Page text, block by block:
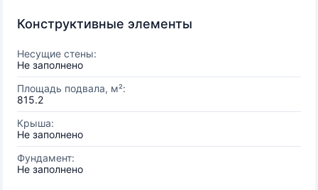
Конструктивные элементы
Несущие стены:
Не заполнено
Площадь подвала, м²:
815.2
Крыша:
Не заполнено
Фундамент:
Не заполнено